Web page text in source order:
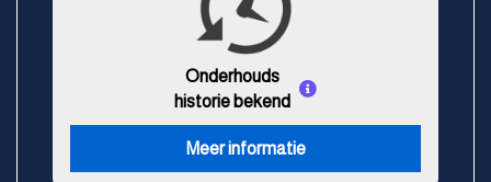
Onderhouds
historie bekend
Meer informatie